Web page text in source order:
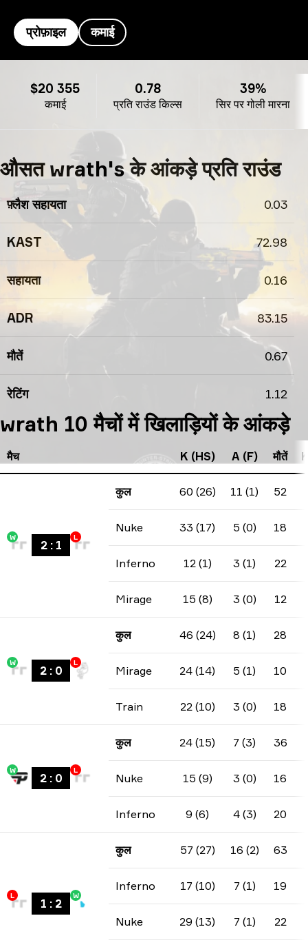
प्रोफ़ाइल कमाई
कमाई
$20 355
प्रति राउंड किल्स
0.78
सिर पर गोली मारना
39%
औसत wrath's के आंकड़े प्रति राउंड
फ़्लैश सहायता 0.03
KAST 72.98
सहायता 0.16
ADR 83.15
मौतें 0.67
रेटिंग 1.12
wrath 10 मैचों में खिलाड़ियों के आंकड़े
मैच K (HS) A (F) मौतें
W
2: 1
L
कुल 60 (26) 11 (1) 52
Nuke 33 (17) 5 (0) 18
Inferno 12 (1) 3 (1) 22
Mirage 15 (8) 3 (0) 12
W
2: 0
L
कुल 46 (24) 8 (1) 28
Mirage 24 (14) 5 (1) 10
Train 22 (10) 3 (0) 18
W
2: 0
L
कुल 24 (15) 7 (3) 36
Nuke 15 (9) 3 (0) 16
Inferno 9 (6) 4 (3) 20
L
1 : 2
W
कुल 57 (27) 16 (2) 63
Inferno 17 (10) 7 (1) 19
Nuke 29 (13) 7 (1) 22